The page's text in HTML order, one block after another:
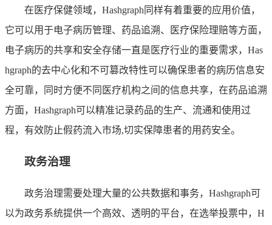
在医疗保健领域，Hashgraph同样有着重要的应用价值，
它可以用于电子病历管理、药品追溯、医疗保险理赔等方面，
电子病历的共享和安全存储一直是医疗行业的重要需求，Has
hgraph的去中心化和不可篡改特性可以确保患者的病历信息安
全可靠，同时方便不同医疗机构之间的信息共享，在药品追溯
方面，Hashgraph可以精准记录药品的生产、流通和使用过
程，有效防止假药流入市场,切实保障患者的用药安全。
政务治理
政务治理需要处理大量的公共数据和事务，Hashgraph可
以为政务系统提供一个高效、透明的平台，在选举投票中，H